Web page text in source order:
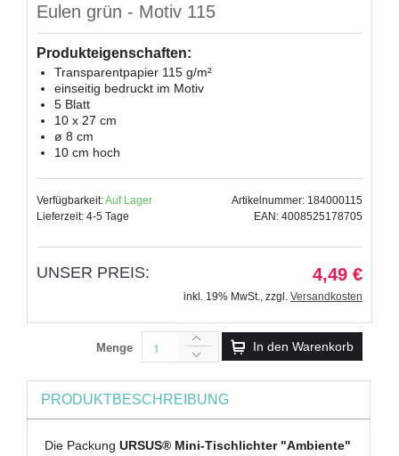
Eulen grün - Motiv 115
Produkteigenschaften:
Transparentpapier 115 g/m²
einseitig bedruckt im Motiv
5 Blatt
10 x 27 cm
ø 8 cm
10 cm hoch
Verfügbarkeit:Auf Lager
Lieferzeit: 4-5 Tage
Artikelnummer: 184000115
EAN: 4008525178705
UNSER PREIS: 4,49 €
inkl. 19% MwSt., zzgl. Versandkosten
Menge In den Warenkorb
PRODUKTBESCHREIBUNG
Die PackungURSUS® Mini-Tischlichter "Ambiente"